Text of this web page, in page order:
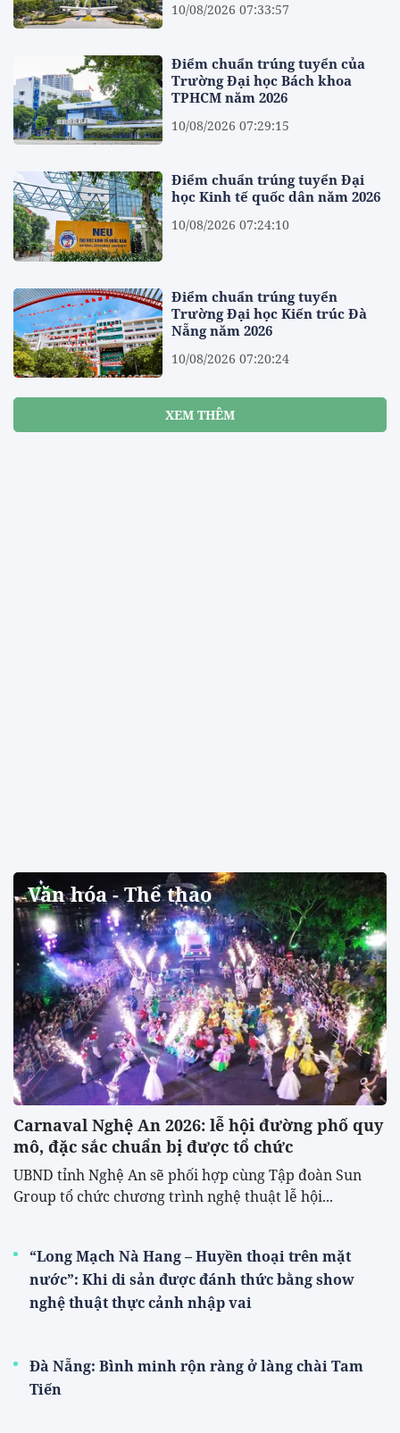
10/08/2026 07:33:57
Điểm chuẩn trúng tuyển của
Trường Đại học Bách khoa
TPHCM năm 2026
10/08/2026 07:29:15
Điểm chuẩn trúng tuyển Đại
học Kinh tế quốc dân năm 2026
10/08/2026 07:24:10
Điểm chuẩn trúng tuyển
Trường Đại học Kiến trúc Đà
Nẵng năm 2026
10/08/2026 07:20:24
XEM THÊM
Văn hóa - Thể thao
Carnaval Nghệ An 2026: lễ hội đường phố quy
mô, đặc sắc chuẩn bị được tổ chức
UBND tỉnh Nghệ An sẽ phối hợp cùng Tập đoàn Sun
Group tổ chức chương trình nghệ thuật lễ hội...
“Long Mạch Nà Hang – Huyền thoại trên mặt
nước”: Khi di sản được đánh thức bằng show
nghệ thuật thực cảnh nhập vai
Đà Nẵng: Bình minh rộn ràng ở làng chài Tam
Tiến